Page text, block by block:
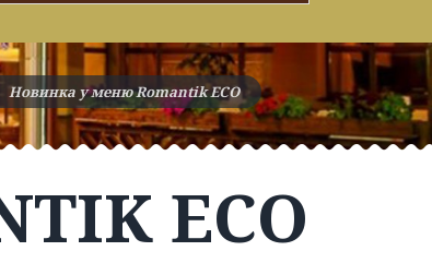
Новинка у меню Romantik ECO
ECO